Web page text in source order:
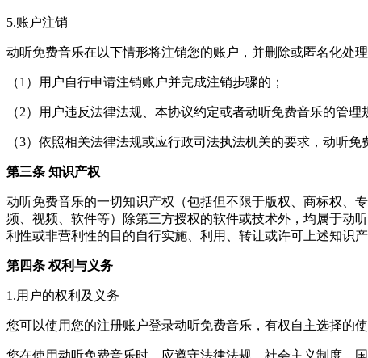
5.账户注销
动听免费音乐在以下情形将注销您的账户，并删除或匿名化处
（1）用户自行申请注销账户并完成注销步骤的；
（2）用户违反法律法规、本协议约定或者动听免费音乐的管理
（3）依照相关法律法规或应行政司法执法机关的要求，动听免
第三条 知识产权
动听免费音乐的一切知识产权（包括但不限于版权、商标权、
频、视频、软件等）除第三方授权的软件或技术外，均属于动
利性或非营利性的目的自行实施、利用、转让或许可上述知识
第四条 权利与义务
1.用户的权利及义务
您可以使用您的注册账户登录动听免费音乐，有权自主选择的
您在使用动听免费音乐时，应遵守法律法规、社会主义制度、